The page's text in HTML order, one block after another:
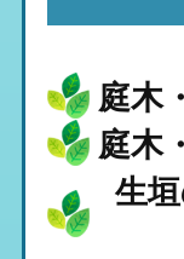
庭木
庭木
生